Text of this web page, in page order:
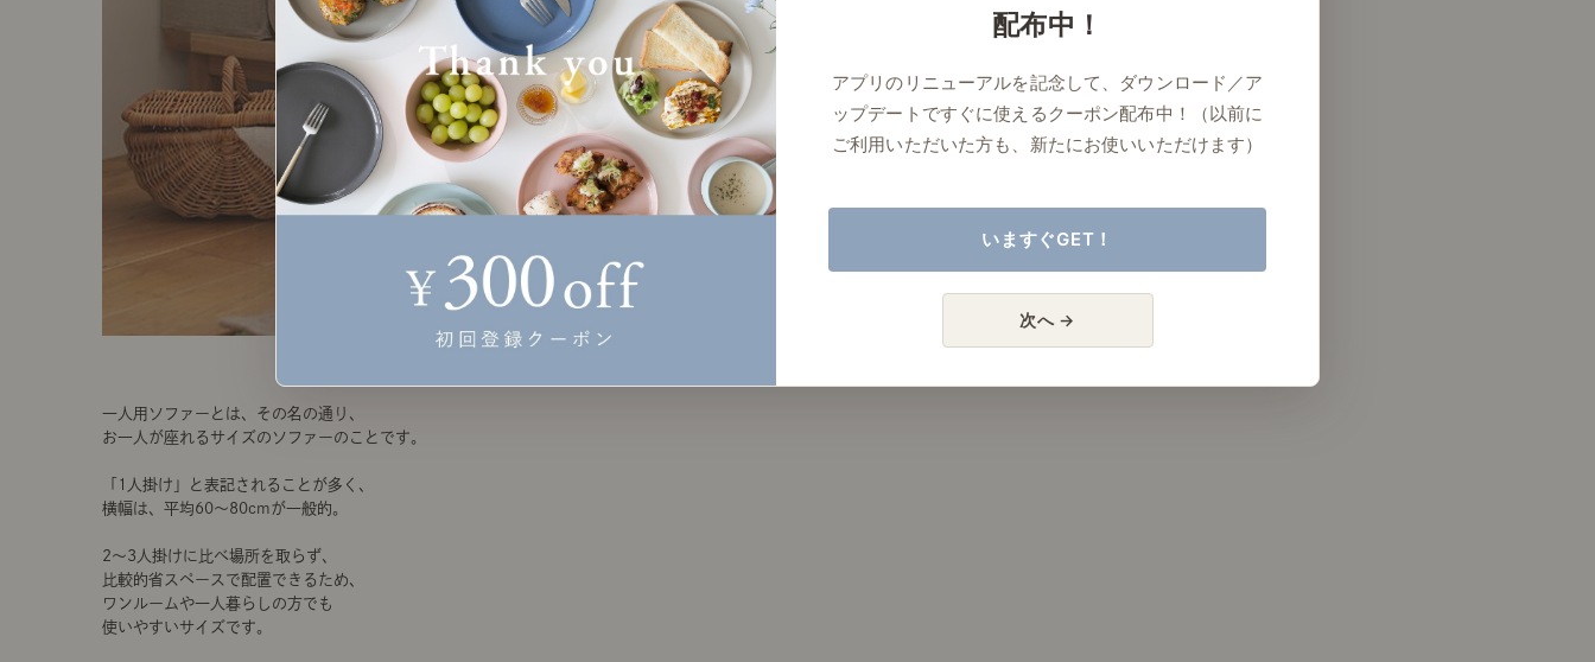
一人用ソファーとは、その名の通り、
お一人が座れるサイズのソファーのことです。
「1人掛け」と表記されることが多く、
横幅は、平均60～80cmが一般的。
2～3人掛けに比べ場所を取らず、
比較的省スペースで配置できるため、
ワンルームや一人暮らしの方でも
使いやすいサイズです。
配布中！
アプリのリニューアルを記念して、ダウンロード／ア
ップデートですぐに使えるクーポン配布中！（以前に
ご利用いただいた方も、新たにお使いいただけます）
いますぐGET！
次へ →